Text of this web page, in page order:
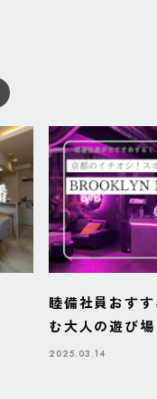
睦備社員おす
む大人の遊び
BAZAAR」
2025.03.14